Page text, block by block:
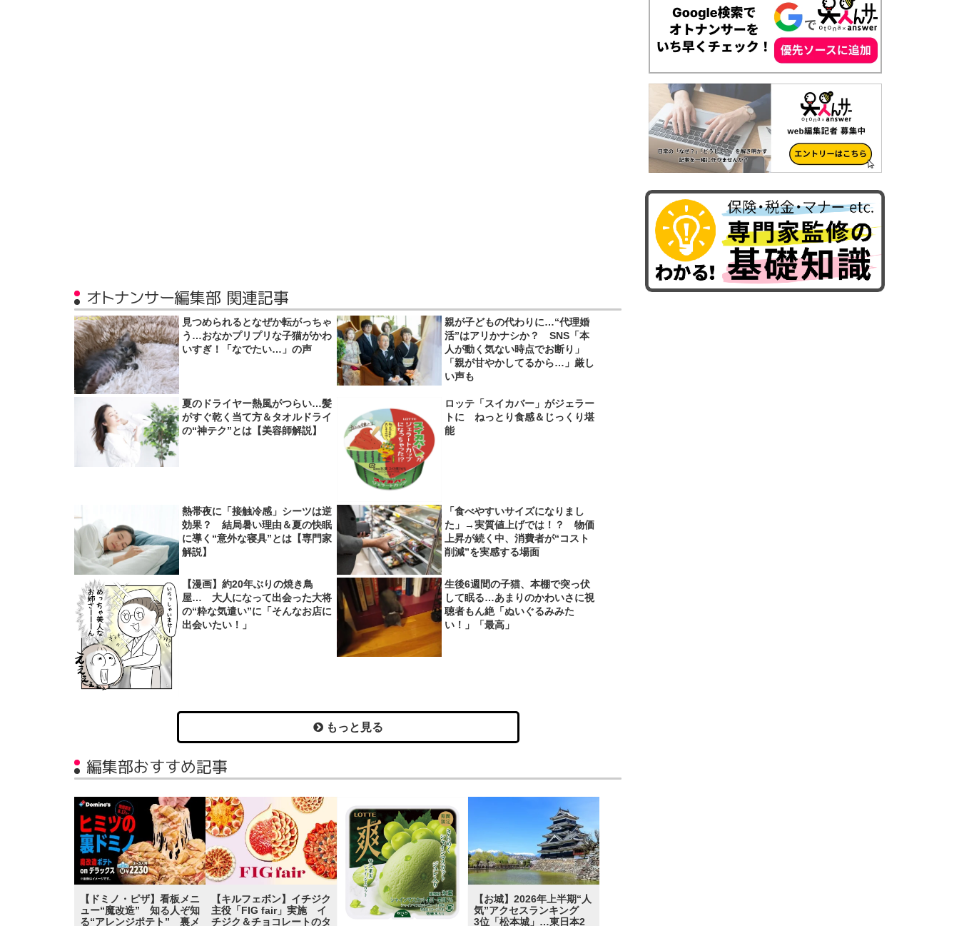
オトナンサー編集部 関連記事
見つめられるとなぜか転がっちゃ
う…おなかプリプリな子猫がかわ
いすぎ！「なでたい…」の声
親が子どもの代わりに…“代理婚
活”はアリかナシか？ SNS「本
人が動く気ない時点でお断り」
「親が甘やかしてるから…」厳し
い声も
夏のドライヤー熱風がつらい…髪
がすぐ乾く当て方＆タオルドライ
の“神テク”とは【美容師解説】
ロッテ「スイカバー」がジェラー
トに ねっとり食感＆じっくり堪
能
熱帯夜に「接触冷感」シーツは逆
効果？ 結局暑い理由＆夏の快眠
に導く“意外な寝具”とは【専門家
解説】
「食べやすいサイズになりまし
た」→実質値上げでは！？ 物価
上昇が続く中、消費者が“コスト
削減”を実感する場面
【漫画】約20年ぶりの焼き鳥
屋… 大人になって出会った大将
の“粋な気遣い”に「そんなお店に
出会いたい！」
生後6週間の子猫、本棚で突っ伏
して眠る…あまりのかわいさに視
聴者もん絶「ぬいぐるみみた
い！」「最高」
もっと見る
編集部おすすめ記事
【ドミノ・ピザ】看板メニ
ュー“魔改造” 知る人ぞ知
る“アレンジポテト” 裏メ
【キルフェボン】イチジク
主役「FIG fair」実施 イ
チジク＆チョコレートのタ
【お城】2026年上半期“人
気”アクセスランキング
3位「松本城」…東日本2